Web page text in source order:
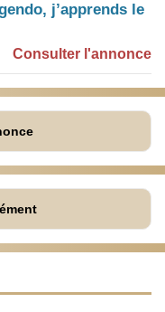
j’apprends le
Consulter l'annonce